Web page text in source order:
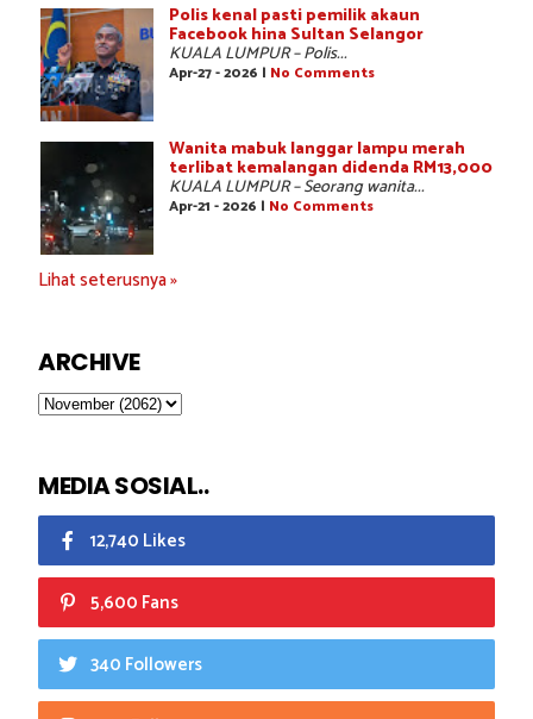
Polis kenal pasti pemilik akaun
Facebook hina Sultan Selangor
KUALA LUMPUR – Polis...
Apr-27 - 2026 | No Comments
Wanita mabuk langgar lampu merah
terlibat kemalangan didenda RM13,000
KUALA LUMPUR – Seorang wanita...
Apr-21 - 2026 | No Comments
Lihat seterusnya »
ARCHIVE
MEDIA SOSIAL..
12,740 Likes
5,600 Fans
340 Followers